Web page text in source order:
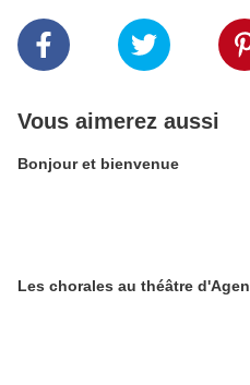
Vous aimerez aussi
Bonjour et bienvenue
Les chorales au théâtre d'Agen